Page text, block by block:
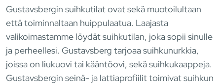
Gustavsbergin suihkutilat ovat sekä muotoilultaan
että toiminnaltaan huippulaatua. Laajasta
valikoimastamme löydät suihkutilan, joka sopii sinulle
ja perheellesi. Gustavsberg tarjoaa suihkunurkkia,
joissa on liukuovi tai kääntöovi, sekä suihkukaappeja.
Gustavsbergin seinä- ja lattiaprofiilit toimivat suihkun